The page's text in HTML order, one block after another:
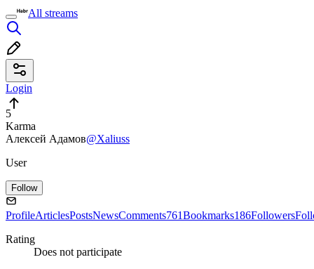
All streams
Login
5
Karma
Алексей Адамов@Xaliuss
User
Follow
ProfileArticlesPostsNewsComments761Bookmarks186Followers
Rating
Does not participate